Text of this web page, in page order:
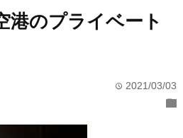
港のプライベート
time 2021/03/03
folder